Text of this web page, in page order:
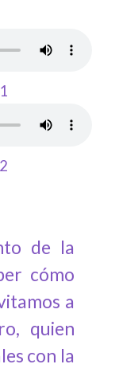
de la
cómo
a
quien
con la